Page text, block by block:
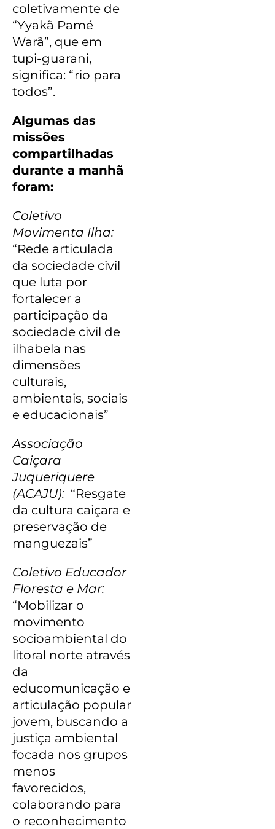
coletivamente de
“Yyakã Pamé
Warã”, que em
tupi-guarani,
significa: “rio para
todos”.
Algumas das
missões
compartilhadas
durante a manhã
foram:
Coletivo
Movimenta Ilha:
“Rede articulada
da sociedade civil
que luta por
fortalecer a
participação da
sociedade civil de
ilhabela nas
dimensões
culturais,
ambientais, sociais
e educacionais”
Associação
Caiçara
Juqueriquere
(ACAJU): “Resgate
da cultura caiçara e
preservação de
manguezais”
Coletivo Educador
Floresta e Mar:
“Mobilizar o
movimento
socioambiental do
litoral norte através
da
educomunicação e
articulação popular
jovem, buscando a
justiça ambiental
focada nos grupos
menos
favorecidos,
colaborando para
o reconhecimento